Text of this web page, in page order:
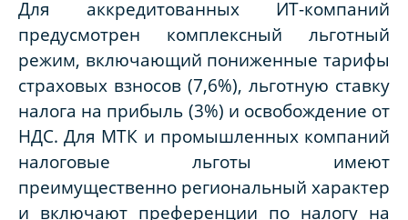
Для аккредитованных ИТ-компаний
предусмотрен комплексный льготный
режим, включающий пониженные тарифы
страховых взносов (7,6%), льготную ставку
налога на прибыль (3%) и освобождение от
НДС. Для МТК и промышленных компаний
налоговые льготы имеют
преимущественно региональный характер
и включают преференции по налогу на